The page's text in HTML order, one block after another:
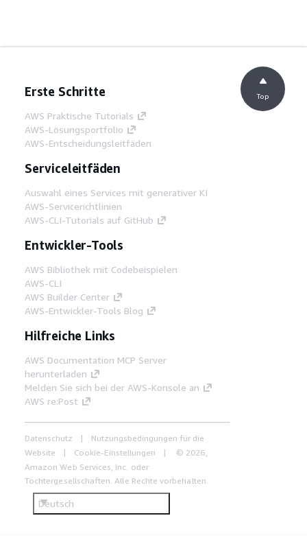
Erste Schritte
AWS Praktische Tutorials
AWS-Lösungsportfolio
AWS-Entscheidungsleitfäden
Serviceleitfäden
Auswahl eines Services mit generativer KI
AWS-Servicerichtlinien
AWS-CLI-Tutorials auf GitHub
Entwickler-Tools
AWS Bibliothek mit Codebeispielen
AWS-CLI
AWS Builder Center
AWS-Entwickler-Tools Blog
Hilfreiche Links
AWS Documentation MCP Server
herunterladen
Melden Sie sich bei der AWS-Konsole an
AWS re:Post
Datenschutz
Nutzungsbedingungen für die
Website
Cookie-Einstellungen
© 2026,
Amazon Web Services, Inc. oder
Tochtergesellschaften. Alle Rechte vorbehalten.
Deutsch
Top